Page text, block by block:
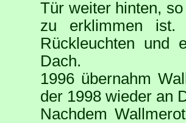
Tür weiter hinten,
zu erklimmen ist.
Rückleuchten und
Dach.
1996 übernahm
der 1998 wieder an
Nachdem